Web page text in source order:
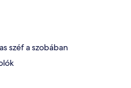
széf a szobában